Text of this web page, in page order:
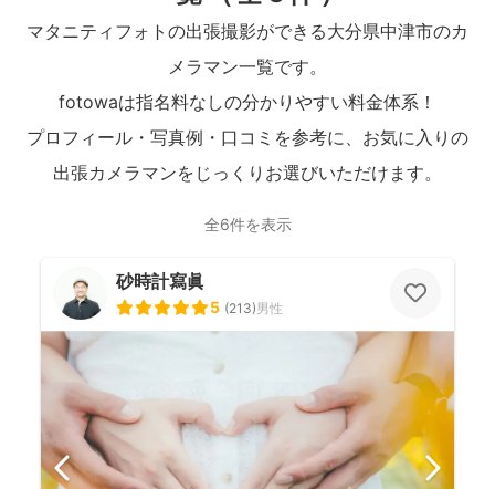
マタニティフォトの出張撮影ができる大分県中津市のカ
メラマン一覧です。
fotowaは指名料なしの分かりやすい料金体系！
プロフィール・写真例・口コミを参考に、お気に入りの
出張カメラマンをじっくりお選びいただけます。
全6件を表示
砂時計寫眞
5 (213)男性